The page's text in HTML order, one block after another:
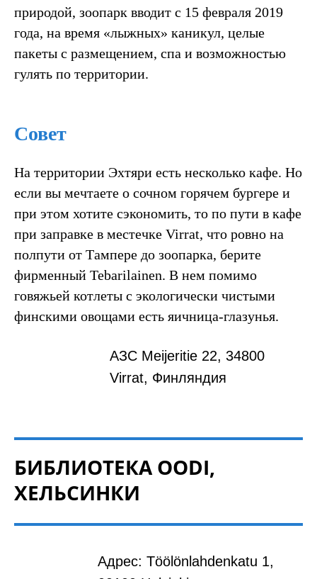
природой, зоопарк вводит с 15 февраля 2019
года, на время «лыжных» каникул, целые
пакеты с размещением, спа и возможностью
гулять по территории.
Совет
На территории Эхтяри есть несколько кафе. Но
если вы мечтаете о сочном горячем бургере и
при этом хотите сэкономить, то по пути в кафе
при заправке в местечке Virrat, что ровно на
полпути от Тампере до зоопарка, берите
фирменный Tebarilainen. В нем помимо
говяжьей котлеты с экологически чистыми
финскими овощами есть яичница-глазунья.
АЗС Meijeritie 22, 34800
Virrat, Финляндия
БИБЛИОТЕКА OODI,
ХЕЛЬСИНКИ
Адрес: Töölönlahdenkatu 1,